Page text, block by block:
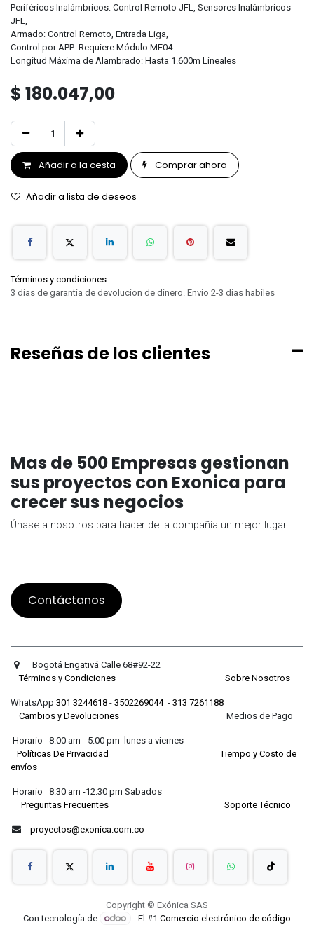
Periféricos Inalámbricos: Control Remoto JFL, Sensores Inalámbricos
JFL,
Armado: Control Remoto, Entrada Liga,
Control por APP: Requiere Módulo ME04
Longitud Máxima de Alambrado: Hasta 1.600m Lineales
$ 180.047,00
Añadir a la cesta Comprar ahora
Añadir a lista de deseos
Términos y condiciones
3 dias de garantia de devolucion de dinero. Envio 2-3 dias habiles
Reseñas de los clientes
Mas de 500 Empresas gestionan
sus proyectos con Exonica para
crecer sus negocios
Únase a nosotros para hacer de la compañía un mejor lugar.
Contáctanos
Bogotá Engativá Calle 68#92-22
Términos y Condiciones
Sobre Nosotros
WhatsApp 301 3244618 - 3502269044- 313 7261188
Cambios y Devoluciones Medios de Pago
Horario 8:00 am - 5:00 pm lunes a viernes
Políticas De Privacidad
Tiempo y Costo de
envíos
Horario 8:30 am -12:30 pm Sabados
Preguntas Frecuentes
Soporte Técnico
proyectos@exonica.com.co
Copyright © Exónica SAS
Con tecnología de
- El #1 Comercio electrónico de código